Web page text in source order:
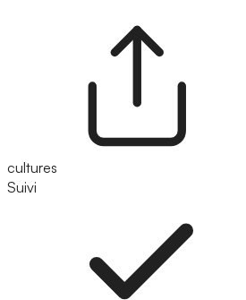
cultures
Suivi